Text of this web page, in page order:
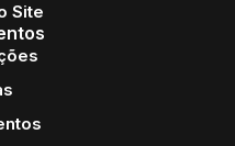
Site